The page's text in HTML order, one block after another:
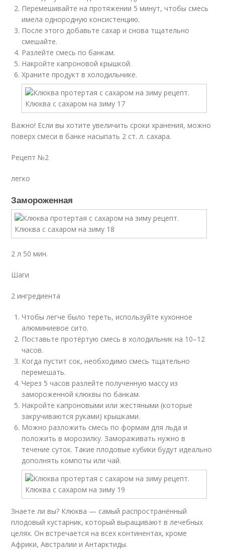
Перемешивайте на протяжении 5 минут, чтобы смесь
имела однородную консистенцию.
После этого добавьте сахар и снова тщательно
смешайте.
Разлейте смесь по банкам.
Накройте капроновой крышкой.
Храните продукт в холодильнике.
Важно! Если вы хотите увеличить сроки хранения, можно
поверх смеси в банке насыпать 2 ст. л. сахара.
Рецепт №2
легко
Замороженная
2 л 50 мин.
Шаги
2 ингредиента
Чтобы легче было тереть, используйте кухонное
алюминиевое сито.
Поставьте протёртую смесь в холодильник на 10–12
часов.
Когда пустит сок, необходимо смесь тщательно
перемешать.
Через 5 часов разлейте полученную массу из
замороженной клюквы по банкам.
Накройте капроновыми или жестяными (которые
закручиваются руками) крышками.
Можно разложить смесь по формам для льда и
положить в морозилку. Замораживать нужно в
течение суток. Такие плодовые кубики будут идеально
дополнять компоты или чай.
Знаете ли вы? Клюква — самый распространённый
плодовый кустарник, который выращивают в лечебных
целях. Он встречается на всех континентах, кроме
Африки, Австралии и Антарктиды.